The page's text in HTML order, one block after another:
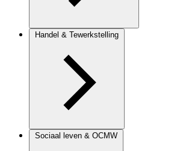
Handel & Tewerkstelling
Sociaal leven & OCMW